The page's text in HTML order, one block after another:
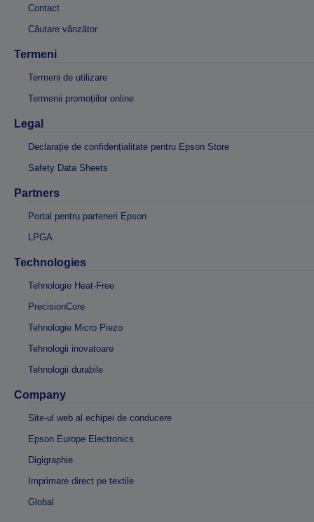
Contact
Căutare vânzător
Termeni
Termeni de utilizare
Termenii promoțiilor online
Legal
Declarație de confidențialitate pentru Epson Store
Safety Data Sheets
Partners
Portal pentru parteneri Epson
LPGA
Technologies
Tehnologie Heat-Free
PrecisionCore
Tehnologie Micro Piezo
Tehnologii inovatoare
Tehnologii durabile
Company
Site-ul web al echipei de conducere
Epson Europe Electronics
Digigraphie
Imprimare direct pe textile
Global